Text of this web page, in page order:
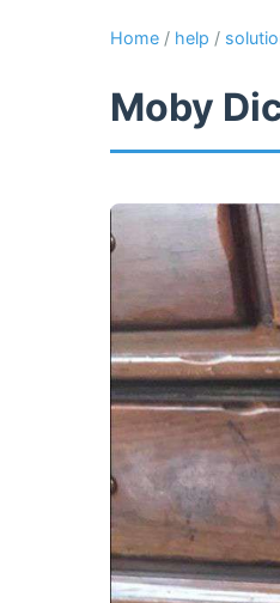
Home / help /
Moby